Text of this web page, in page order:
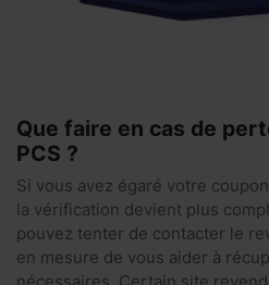
Que faire en cas de
PCS ?
Si vous avez égaré votre
la vérification devient plus
pouvez tenter de contacter le
en mesure de vous aider à